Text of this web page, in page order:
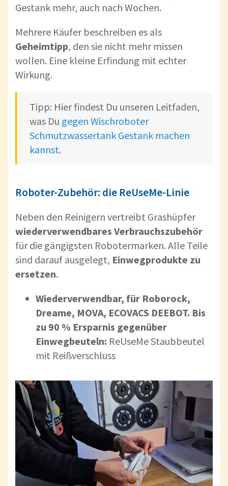
Gestank mehr, auch nach Wochen.
Mehrere Käufer beschreiben es als
Geheimtipp, den sie nicht mehr missen
wollen. Eine kleine Erfindung mit echter
Wirkung.
Tipp: Hier findest Du unseren Leitfaden,
was Du gegen Wischroboter
Schmutzwassertank Gestank machen
kannst.
Roboter-Zubehör: die ReUseMe-Linie
Neben den Reinigern vertreibt Grashüpfer
wiederverwendbares Verbrauchszubehör
für die gängigsten Robotermarken. Alle Teile
sind darauf ausgelegt, Einwegprodukte zu
ersetzen.
Wiederverwendbar, für Roborock,
Dreame, MOVA, ECOVACS DEEBOT. Bis
zu 90 % Ersparnis gegenüber
Einwegbeuteln: ReUseMe Staubbeutel
mit Reißverschluss